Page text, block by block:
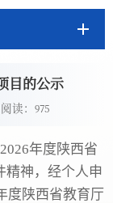
目的公示
阅读： 975
2026年度陕西省
精神，经个人申
度陕西省教育厅